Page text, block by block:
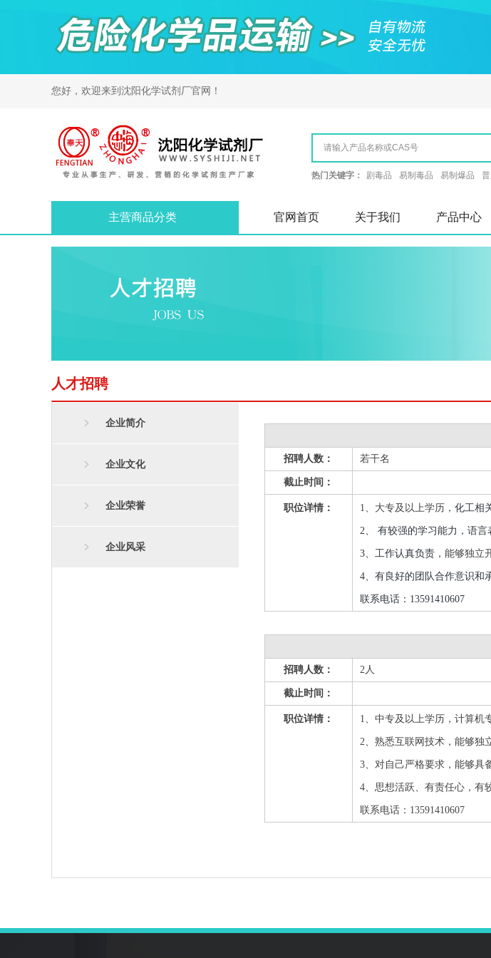
您好，欢迎来到 沈阳化学试剂厂官网！
热门关键字： 剧毒品 易制毒品 易制爆品
主营商品分类 官网首页 关于我们 产品中心
人才招聘
企业简介
企业文化
企业荣誉
企业风采
招聘人数： 若干名
截止时间：
职位详情： 1、大专及以上学历， 化工相
2、 有较强的学习能力，语言
3、工作认真负责， 能够独立
4、有良好的团队合作意识和
联系电话：13591410607
招聘人数： 2人
截止时间：
职位详情： 1、中专及以上学历，计算机
2、熟悉互联网技术，能够独
3、 对自己严格要求，能够具
4、思想活跃、有责任心，有
联系电话：13591410607